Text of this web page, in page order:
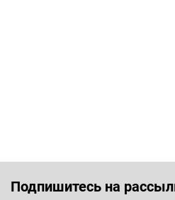
Подпишитесь на